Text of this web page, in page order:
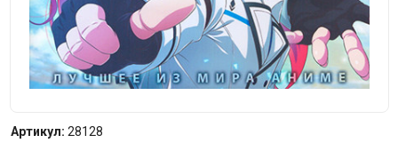
Артикул: 28128